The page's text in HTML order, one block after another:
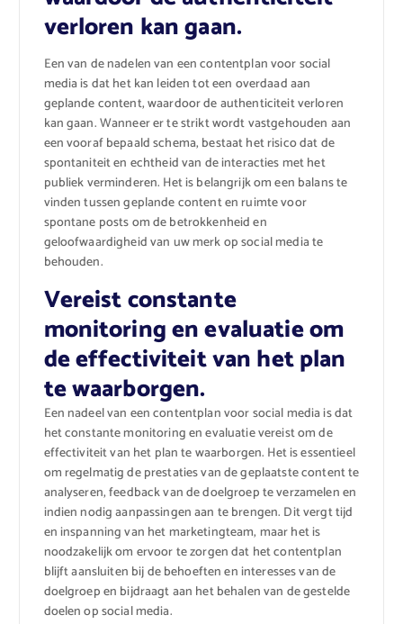
verloren kan gaan.
Een van de nadelen van een contentplan voor social
media is dat het kan leiden tot een overdaad aan
geplande content, waardoor de authenticiteit verloren
kan gaan. Wanneer er te strikt wordt vastgehouden aan
een vooraf bepaald schema, bestaat het risico dat de
spontaniteit en echtheid van de interacties met het
publiek verminderen. Het is belangrijk om een balans te
vinden tussen geplande content en ruimte voor
spontane posts om de betrokkenheid en
geloofwaardigheid van uw merk op social media te
behouden.
Vereist constante
monitoring en evaluatie om
de effectiviteit van het plan
te waarborgen.
Een nadeel van een contentplan voor social media is dat
het constante monitoring en evaluatie vereist om de
effectiviteit van het plan te waarborgen. Het is essentieel
om regelmatig de prestaties van de geplaatste content te
analyseren, feedback van de doelgroep te verzamelen en
indien nodig aanpassingen aan te brengen. Dit vergt tijd
en inspanning van het marketingteam, maar het is
noodzakelijk om ervoor te zorgen dat het contentplan
blijft aansluiten bij de behoeften en interesses van de
doelgroep en bijdraagt aan het behalen van de gestelde
doelen op social media.